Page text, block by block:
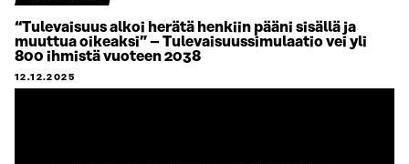
“Tulevaisuus alkoi herätä henkiin pääni sisällä ja
muuttua oikeaksi” – Tulevaisuussimulaatio vei yli
800 ihmistä vuoteen 2038
12.12.2025